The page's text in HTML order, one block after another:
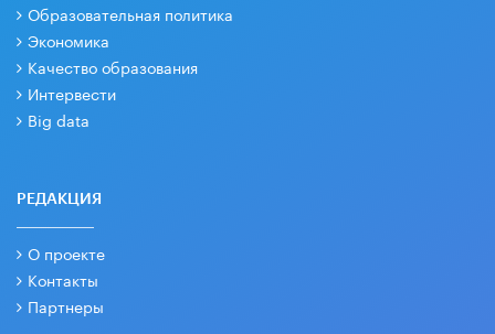
Образовательная политика
Экономика
Качество образования
Интервести
Big data
РЕДАКЦИЯ
О проекте
Контакты
Партнеры